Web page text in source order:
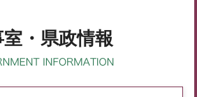
・県政情報